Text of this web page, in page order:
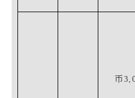
币 3